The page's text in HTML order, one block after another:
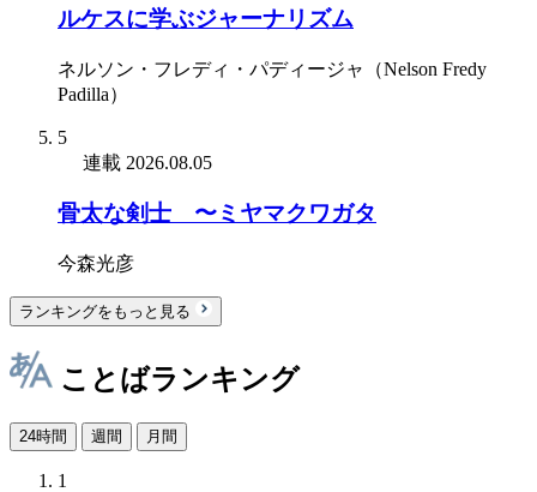
ルケスに学ぶジャーナリズム
ネルソン・フレディ・パディージャ（Nelson Fredy
Padilla）
5
連載 2026.08.05
骨太な剣士 〜ミヤマクワガタ
今森光彦
ランキングをもっと見る
ことばランキング
24時間 週間 月間
1